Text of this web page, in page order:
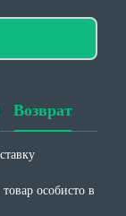
Возврат
особисто в